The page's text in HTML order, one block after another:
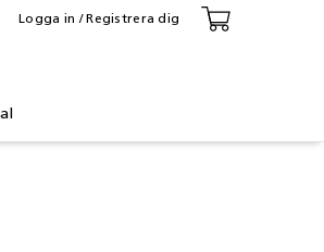
Logga in / Registrera dig